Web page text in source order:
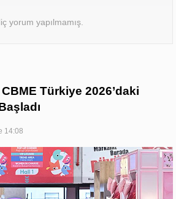
yorum yapılmamış.
Türkiye 2026’daki
14:08